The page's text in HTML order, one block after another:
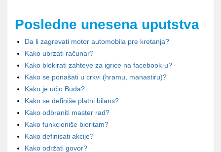
Posledne unesena uputstva
Da li zagrevati motor automobila pre kretanja?
Kako ubrzati računar?
Kako blokirati zahteve za igrice na facebook-u?
Kako se ponašati u crkvi (hramu, manastiru)?
Kako je učio Buda?
Kako se definiše platni bilans?
Kako odbraniti master rad?
Kako funkcioniše bioritam?
Kako definisati akcije?
Kako održati govor?